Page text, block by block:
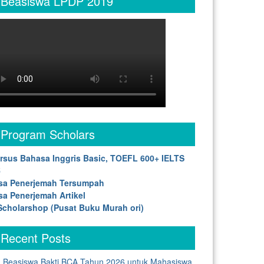
Program Scholars
Bahasa Inggris Basic, TOEFL 600+ IELTS
Penerjemah Tersumpah
Penerjemah Artikel
(Pusat Buku Murah ori)
Recent Posts
Beasiswa Bakti BCA Tahun 2026 untuk Mahasiswa